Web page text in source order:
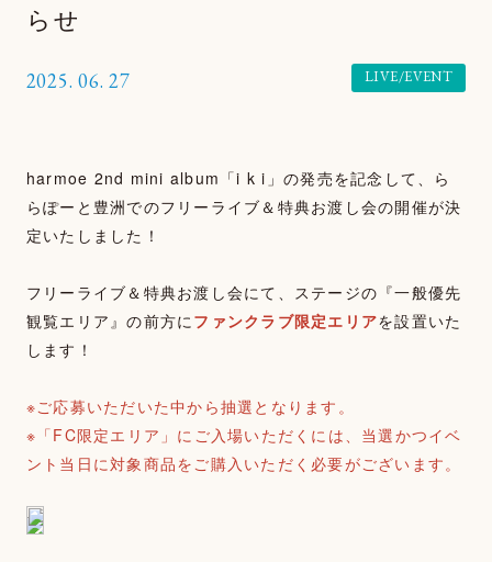
らせ
2025. 06. 27 LIVE/EVENT
harmoe 2nd mini album「i k i」の発売を記念して、ら
らぽーと豊洲でのフリーライブ＆特典お渡し会の開催が決
定いたしました！
フリーライブ＆特典お渡し会にて、ステージの『一般優先
観覧エリア』の前方にファンクラブ限定エリアを設置いた
します！
※ご応募いただいた中から抽選となります。
※「FC限定エリア」にご入場いただくには、当選かつイベ
ント当日に対象商品をご購入いただく必要がございます。